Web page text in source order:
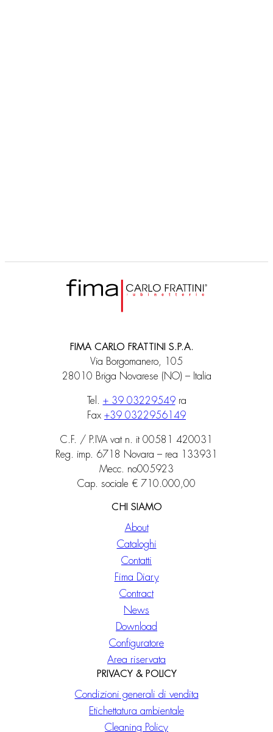
FIMA CARLO FRATTINI S.P.A.
Via Borgomanero, 105
28010 Briga Novarese (NO) – Italia
Tel. + 39 03229549ra
Fax +39 0322956149
C.F. / P.IVA vat n. it 00581 420031
Reg. imp. 6718 Novara – rea 133931
Mecc. no005923
Cap. sociale € 710.000,00
CHI SIAMO
About
Cataloghi
Contatti
Fima Diary
Contract
News
Download
Configuratore
Area riservata
PRIVACY & POLICY
Condizioni generali di vendita
Etichettatura ambientale
Cleaning Policy